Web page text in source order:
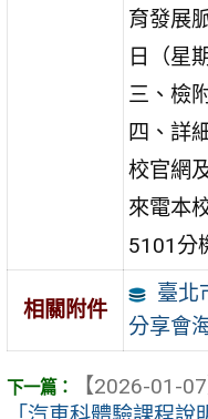
育發展
日（星
三、檢
四、詳
校官網
來電本
5101分
相關附件
臺北
分享會
【2026-01-07